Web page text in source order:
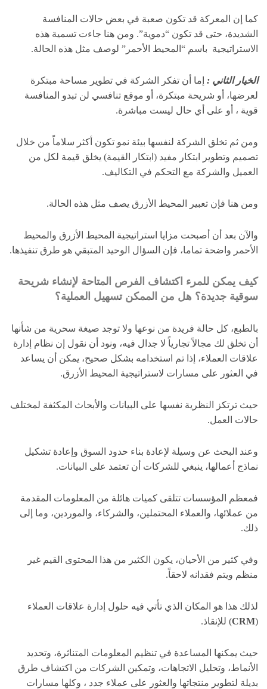
كما إن المعركة قد تكون صعبة في بعض حالات المنافسة
الشديدة، حتى قد تكون “دموية”. ومن هنا جاءت تسمية هذه
الاستراتيجية باسم “المحيط الأحمر” لوصف مثل هذه الحالة.
الخيار الثاني : إما أن تفكر الشركة في تطوير مساحة مبتكرة
لعرضها، أو شريحة مبتكرة، أو موقع تنافسي لن تبدو المنافسة
قوية ، أو على أي حال ليست مباشرة.
ومن ثم تخلق الشركة لنفسها بيئة نمو تكون أكثر سلاماً من خلال
تصميم وتطوير ابتكار مفيد (ابتكار القيمة) يخلق قيمة لكل من
العميل والشركة مع التحكم في التكاليف.
ومن هنا فإن تعبير المحيط الأزرق يصف مثل هذه الحالة.
والآن بعد أن أصبحت مزايا استراتيجية المحيط الأزرق والمحيط
الأحمر واضحة تماما، فإن السؤال الوحيد المتبقي هو طرق تنفيذها.
كيف يمكن للمرء اكتشاف الفرص المتاحة لإنشاء شريحة
سوقية جديدة؟ هل من الممكن تسهيل العملية؟
بالطبع، كل حالة فريدة من نوعها ولا توجد صيغة سحرية من شأنها
أن تخلق لك مجالاً تجارياً لا جدال فيه، ونود أن نقول إن نظام إدارة
علاقات العملاء، إذا تم استخدامه بشكل صحيح، يمكن أن يساعد
في العثور على مسارات لاستراتيجية المحيط الأزرق.
حيث ترتكز النظرية نفسها على البيانات والأبحاث المكثفة لمختلف
حالات العمل.
وعند البحث عن وسيلة لإعادة بناء حدود السوق وإعادة تشكيل
نماذج أعمالها، ينبغي للشركات أن تعتمد على البيانات.
فمعظم المؤسسات تتلقى كميات هائلة من المعلومات المقدمة
من عملائها، والعملاء المحتملين، والشركاء، والموردين، وما إلى
ذلك.
وفي كثير من الأحيان، يكون الكثير من هذا المحتوى القيم غير
منظم ويتم فقدانه لاحقاً.
لذلك هذا هو المكان الذي تأتي فيه حلول إدارة علاقات العملاء
(
CRM) للإنقاذ.
حيث يمكنها المساعدة في تنظيم المعلومات المتناثرة، وتحديد
الأنماط، وتحليل الاتجاهات، وتمكين الشركات من اكتشاف طرق
بديلة لتطوير منتجاتها والعثور على عملاء جدد ، وكلها مسارات